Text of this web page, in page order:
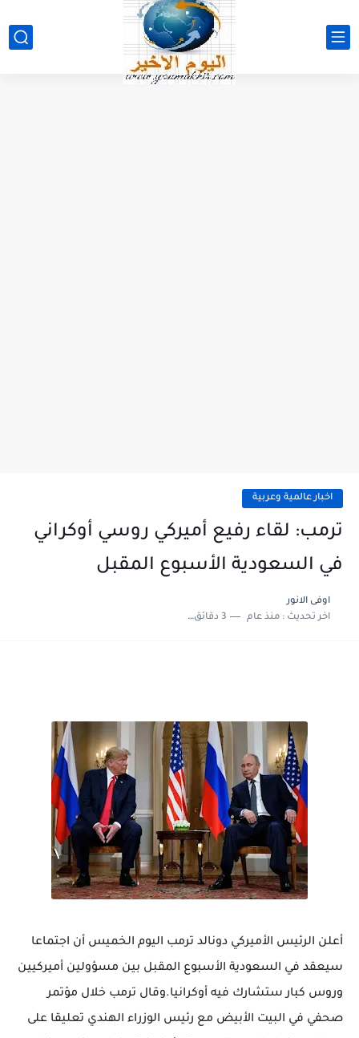
اخبار عالمية وعربية
ترمب: لقاء رفيع أميركي روسي أوكراني
في السعودية الأسبوع المقبل
اوفى الانور
اخر تحديث :منذ عام 3 دقائق للقراءة
أعلن الرئيس الأميركي دونالد ترمب اليوم الخميس أن اجتماعا
سيعقد في السعودية الأسبوع المقبل بين مسؤولين أميركيين
وروس كبار ستشارك فيه أوكرانيا.وقال ترمب خلال مؤتمر
صحفي في البيت الأبيض مع رئيس الوزراء الهندي تعليقا على